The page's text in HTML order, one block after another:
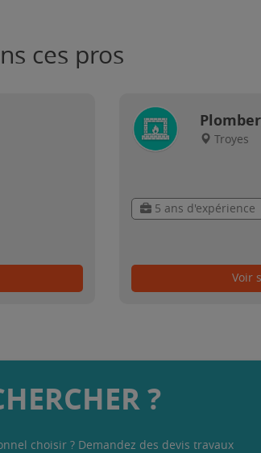
ces pros
Troyes
5 ans d'expérience
Voir
?
choisir ? Demandez des devis travaux